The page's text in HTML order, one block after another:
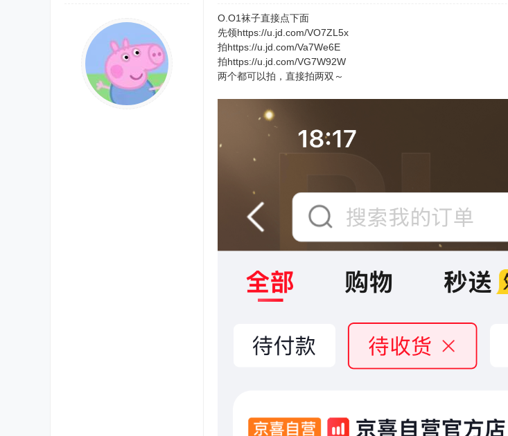
O.O1袜子直接点下面
先领https://u.jd.com/VO7ZL5x
拍https://u.jd.com/Va7We6E
拍https://u.jd.com/VG7W92W
两个都可以拍，直接拍两双～